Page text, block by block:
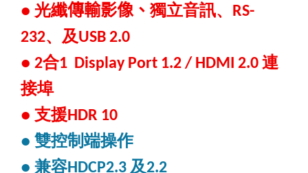
● 光纖傳輸影像、 獨立音訊、
RS-
232、及USB 2.0
● 2合1 Display Port 1.2 / HDMI 2.0 連
接埠
● 支援 HDR 10
● 雙控制端操作
● 兼容HDCP2.3 及2.2